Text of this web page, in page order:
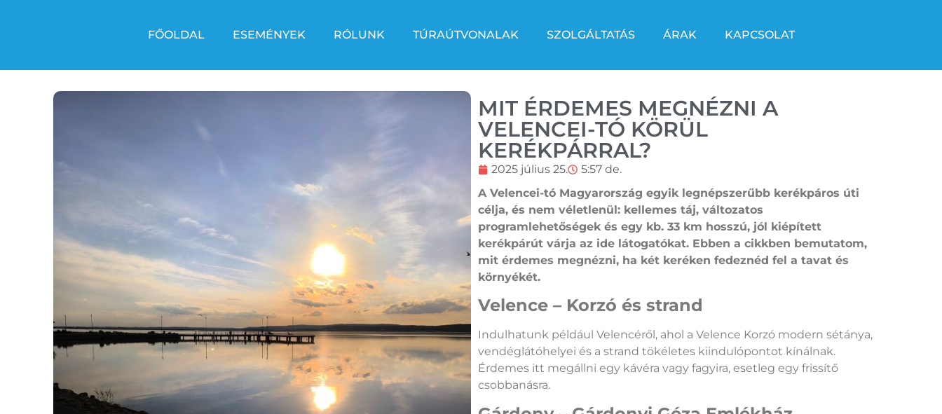
FŐOLDAL ESEMÉNYEK RÓLUNK TÚRAÚTVONALAK SZOLGÁLTATÁS ÁRAK KAPCSOLAT
MIT ÉRDEMES MEGNÉZNI A
VELENCEI-TÓ KÖRÜL
KERÉKPÁRRAL?
2025 július 25.
5:57 de.
A Velencei-tó Magyarország egyik legnépszerűbb kerékpáros úti
célja, és nem véletlenül: kellemes táj, változatos
programlehetőségek és egy kb. 33 km hosszú, jól kiépített
kerékpárút várja az ide látogatókat. Ebben a cikkben bemutatom,
mit érdemes megnézni, ha két keréken fedeznéd fel a tavat és
környékét.
Velence – Korzó és strand
Indulhatunk például Velencéről, ahol a Velence Korzó modern sétánya,
vendéglátóhelyei és a strand tökéletes kiindulópontot kínálnak.
Érdemes itt megállni egy kávéra vagy fagyira, esetleg egy frissítő
csobbanásra.